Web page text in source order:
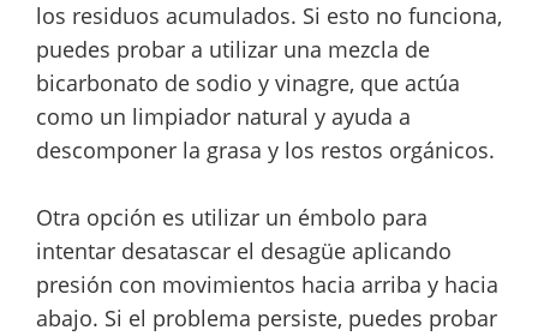
los residuos acumulados. Si esto no funciona,
puedes probar a utilizar una mezcla de
bicarbonato de sodio y vinagre, que actúa
como un limpiador natural y ayuda a
descomponer la grasa y los restos orgánicos.
Otra opción es utilizar un émbolo para
intentar desatascar el desagüe aplicando
presión con movimientos hacia arriba y hacia
abajo. Si el problema persiste, puedes probar